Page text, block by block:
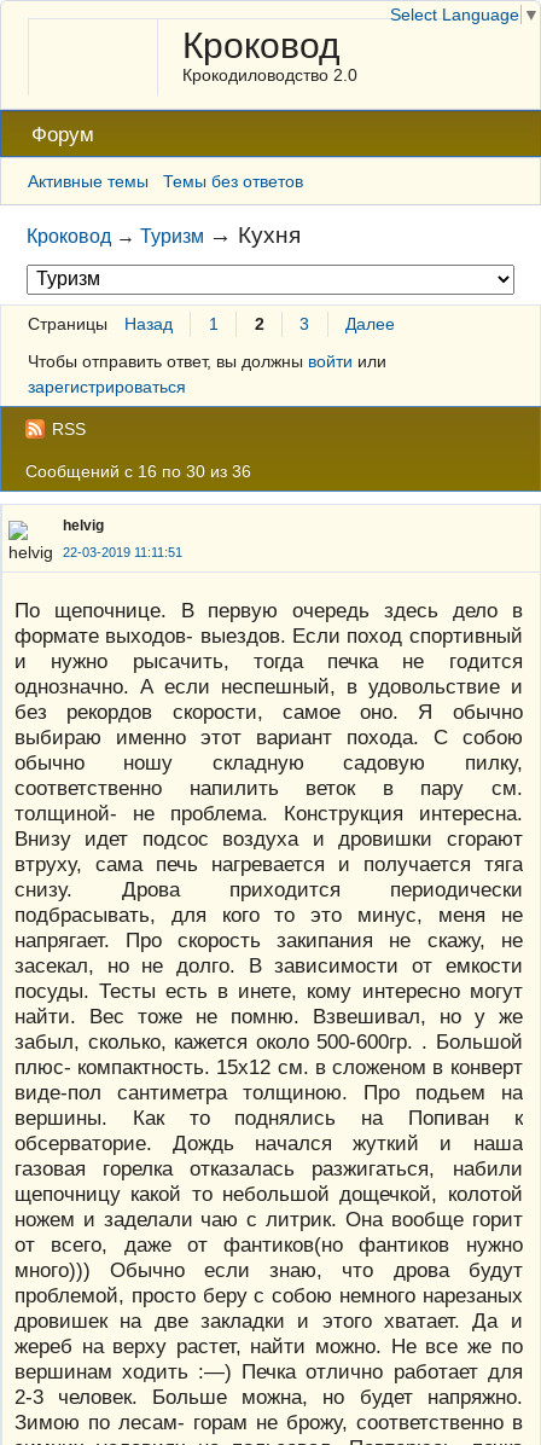
Кроковод
Крокодиловодство 2.0
Форум
Активные темы Темы без ответов
Кроковод →Туризм → Кухня
Страницы Назад 1 2 3
Далее
Чтобы отправить ответ, вы должны войти или
зарегистрироваться
RSS
Сообщений с 16 по 30 из 36
helvig
22-03-2019 11:11:51
По щепочнице. В первую очередь здесь дело в
формате выходов- выездов. Если поход спортивный
и нужно рысачить, тогда печка не годится
однозначно. А если неспешный, в удовольствие и
без рекордов скорости, самое оно. Я обычно
выбираю именно этот вариант похода. С собою
обычно ношу складную садовую пилку,
соответственно напилить веток в пару см.
толщиной- не проблема. Конструкция интересна.
Внизу идет подсос воздуха и дровишки сгорают
втруху, сама печь нагревается и получается тяга
снизу. Дрова приходится периодически
подбрасывать, для кого то это минус, меня не
напрягает. Про скорость закипания не скажу, не
засекал, но не долго. В зависимости от емкости
посуды. Тесты есть в инете, кому интересно могут
найти. Вес тоже не помню. Взвешивал, но у же
забыл, сколько, кажется около 500-600гр. . Большой
плюс- компактность. 15х12 см. в сложеном в конверт
виде-пол сантиметра толщиною. Про подьем на
вершины. Как то поднялись на Попиван к
обсерваторие. Дождь начался жуткий и наша
газовая горелка отказалась разжигаться, набили
щепочницу какой то небольшой дощечкой, колотой
ножем и заделали чаю с литрик. Она вообще горит
от всего, даже от фантиков(но фантиков нужно
много))) Обычно если знаю, что дрова будут
проблемой, просто беру с собою немного нарезаных
дровишек на две закладки и этого хватает. Да и
жереб на верху растет, найти можно. Не все же по
вершинам ходить :—) Печка отлично работает для
2-3 человек. Больше можна, но будет напряжно.
Зимою по лесам- горам не брожу, соответственно в
Select Language ▼